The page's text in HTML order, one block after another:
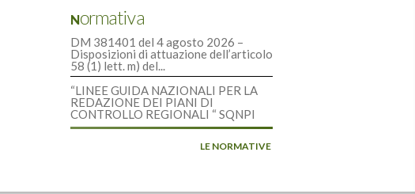
Normativa
DM 381401 del 4 agosto 2026 –
Disposizioni di attuazione dell’articolo
58 (1) lett. m) del...
“LINEE GUIDA NAZIONALI PER LA
REDAZIONE DEI PIANI DI
CONTROLLO REGIONALI “ SQNPI
LE NORMATIVE